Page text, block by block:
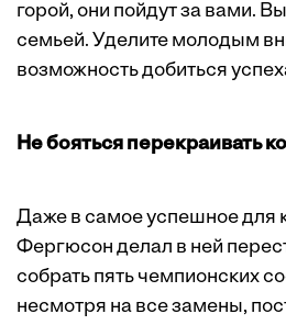
горой, они пойдут за вами.
семьей. Уделите молодым
возможность добиться
Не бояться перекраивать
Даже в самое успешное для
Фергюсон делал в ней
собрать пять чемпионских
несмотря на все замены,